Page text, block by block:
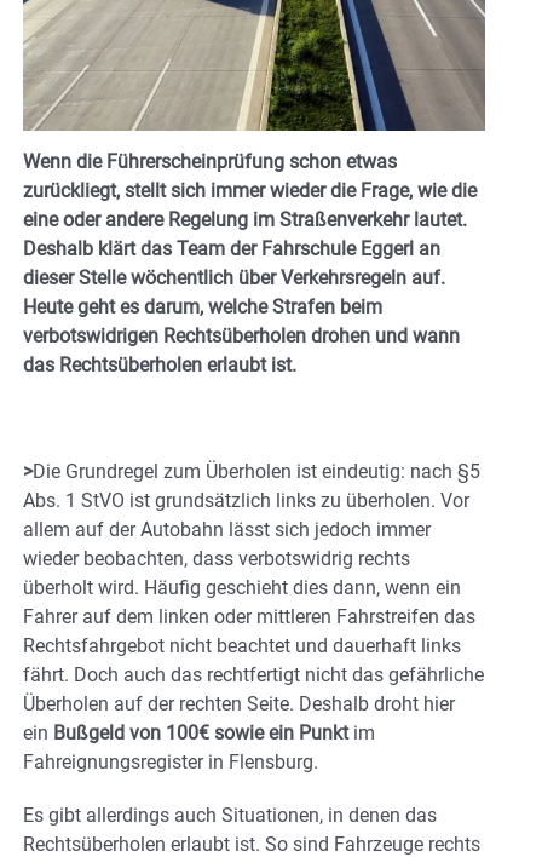
Wenn die Führerscheinprüfung schon etwas
zurückliegt, stellt sich immer wieder die Frage, wie die
eine oder andere Regelung im Straßenverkehr lautet.
Deshalb klärt das Team der Fahrschule Eggerl an
dieser Stelle wöchentlich über Verkehrsregeln auf.
Heute geht es darum, welche Strafen beim
verbotswidrigen Rechtsüberholen drohen und wann
das Rechtsüberholen erlaubt ist.
>Die Grundregel zum Überholen ist eindeutig: nach §5
Abs. 1 StVO ist grundsätzlich links zu überholen. Vor
allem auf der Autobahn lässt sich jedoch immer
wieder beobachten, dass verbotswidrig rechts
überholt wird. Häufig geschieht dies dann, wenn ein
Fahrer auf dem linken oder mittleren Fahrstreifen das
Rechtsfahrgebot nicht beachtet und dauerhaft links
fährt. Doch auch das rechtfertigt nicht das gefährliche
Überholen auf der rechten Seite. Deshalb droht hier
ein Bußgeld von 100€ sowie ein Punktim
Fahreignungsregister in Flensburg.
Es gibt allerdings auch Situationen, in denen das
Rechtsüberholen erlaubt ist. So sind Fahrzeuge rechts